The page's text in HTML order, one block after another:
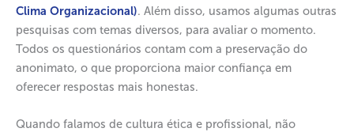
Clima Organizacional). Além disso, usamos algumas outras
pesquisas com temas diversos, para avaliar o momento.
Todos os questionários contam com a preservação do
anonimato, o que proporciona maior confiança em
oferecer respostas mais honestas.
Quando falamos de cultura ética e profissional, não